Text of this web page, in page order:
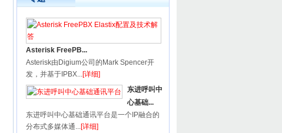
Asterisk FreePB...
Asterisk由Digium公司的Mark Spencer开
发，并基于IPBX...[详细]
东进呼叫中
心基础...
东进呼叫中心基础通讯平台是一个IP融合的
分布式多媒体通...[详细]